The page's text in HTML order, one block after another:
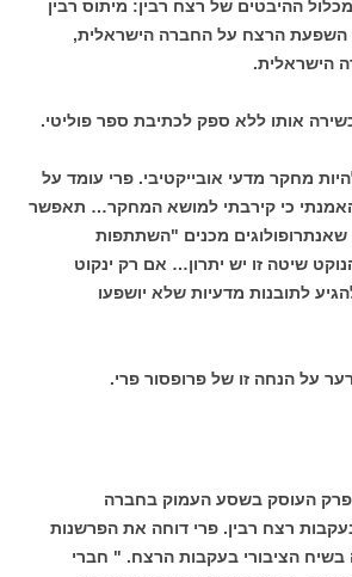
ההיבטים של רצח רבין: מיתוס רבין
השפעת הרצח על החברה הישראלית,
הישראלית.
אותו ללא ספק לכתיבת ספר פוליטי.
מחקר מדעי אובייקטיבי. פרי עומד על
כי קירבתי למושא המחקר… תאפשר
מכנים "השתתפות
שיטה זו יש יתרון… אם רק ינקוט
לתובנות מדעיות שלא יושפעו
על הנחה זו של פרופסור פרי.
העוסק בשסע העמוק בחברה
רצח רבין. פרי דוחה את הפרשנות
הציבורי בעקבות הרצח. " חברי